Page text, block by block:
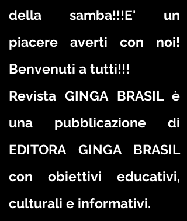
della samba!!!E' un
piacere averti con noi!
Benvenuti a tutti!!!
Revista GINGA BRASIL è
una pubblicazione di
EDITORA GINGA BRASIL
con obiettivi educativi,
culturali e informativi.